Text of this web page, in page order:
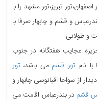
تبریز،تور مشهد را با
و قشم و چابهار صرفا با
و طولانی...
عجایب هفتگانه در جنوب
با نامتور قشم می باشد، تور
از سواحا اقیانوسی چابهار و
قشم در بندرعباس اقامت می